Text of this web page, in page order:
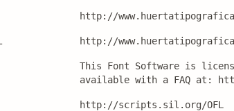
http://
http://
This Font Software is
available with a FAQ at:
http://scripts.sil.org/OFL